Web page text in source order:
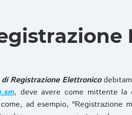
Registrazione Elettronico
, deve avere come mittente la
ad esempio, "Registrazione